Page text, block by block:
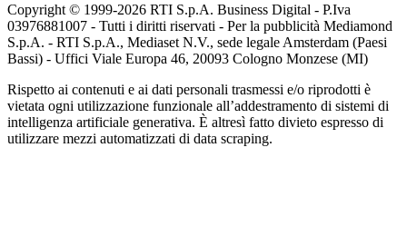
Copyright © 1999-2026 RTI S.p.A. Business Digital - P.Iva
03976881007 - Tutti i diritti riservati - Per la pubblicità Mediamond
S.p.A. - RTI S.p.A., Mediaset N.V., sede legale Amsterdam (Paesi
Bassi) - Uffici Viale Europa 46, 20093 Cologno Monzese (MI)
Rispetto ai contenuti e ai dati personali trasmessi e/o riprodotti è
vietata ogni utilizzazione funzionale all’addestramento di sistemi di
intelligenza artificiale generativa. È altresì fatto divieto espresso di
utilizzare mezzi automatizzati di data scraping.